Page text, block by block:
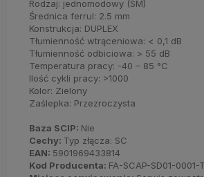
Rodzaj: jednomodowy (SM)
Średnica ferrul: 2.5 mm
Konstrukcja: DUPLEX
Tłumienność wtrąceniowa: < 0,1 dB
Tłumienność odbiciowa: > 55 dB
Temperatura pracy: -40 – 85 °C
Ilość cykli pracy: >1000
Kolor: Zielony
Zaślepka: Przezroczysta
Baza SCIP: Nie
Cechy: Typ złącza: SC
EAN: 5901969433814
Kod Producenta: FA-SCAP-SD01-0001-